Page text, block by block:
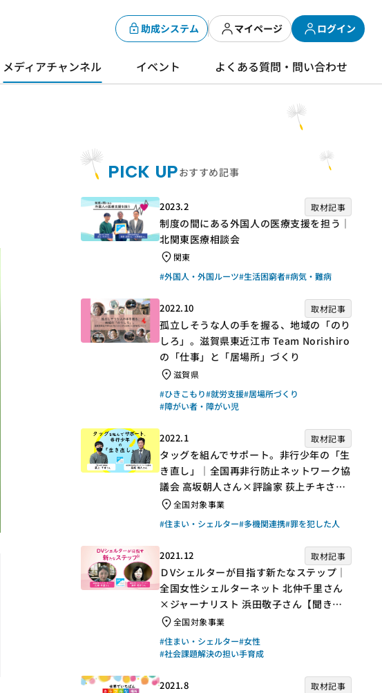
助成システム マイページ ログイン
メディアチャンネル イベント よくある質問・問い合わせ
PICK UPおすすめ記事
2023.2 取材記事
制度の間にある外国人の医療支援を担う｜
北関東医療相談会
関東
#外国人・外国ルーツ#生活困窮者#病気・難病
2022.10 取材記事
孤立しそうな人の手を握る、地域の「のり
しろ」。滋賀県東近江市 Team Norishiro
の「仕事」と「居場所」づくり
滋賀県
#ひきこもり#就労支援#居場所づくり
#障がい者・障がい児
2022.1 取材記事
タッグを組んでサポート。非行少年の「生
き直し」｜全国再非行防止ネットワーク協
議会 高坂朝人さん×評論家 荻上チキさん
【聞き手】
全国対象事業
#住まい・シェルター#多機関連携#罪を犯した人
2021.12 取材記事
ＤVシェルターが目指す新たなステップ｜
全国女性シェルターネット 北仲千里さん
×ジャーナリスト 浜田敬子さん【聞き
手】全国対象事業
#住まい・シェルター#女性
#社会課題解決の担い手育成
2021.8 取材記事